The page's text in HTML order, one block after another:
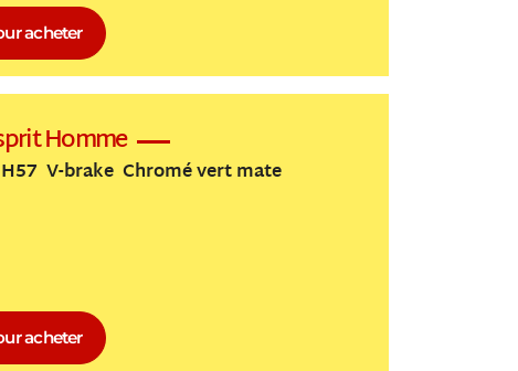
acheter
Homme
V-brake Chromé vert mate
acheter